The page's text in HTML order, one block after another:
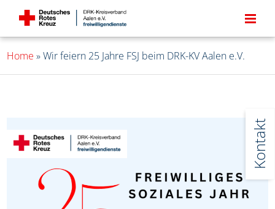
Home »Wir feiern 25 Jahre FSJ beim DRK-KV Aalen e.V.
Kontakt